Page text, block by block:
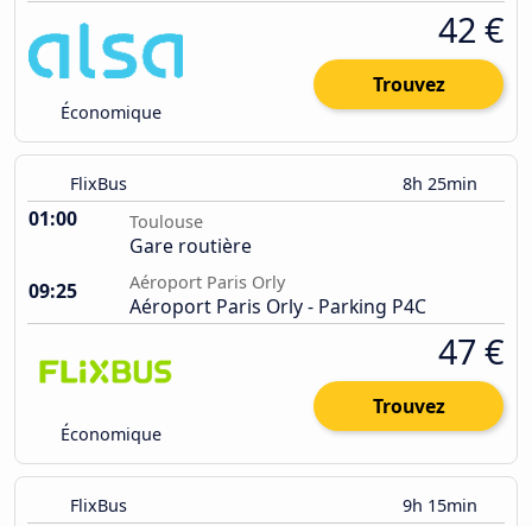
Économique
42 €
Trouvez
FlixBus 8h 25min
01:00 Toulouse
Gare routière
09:25
Aéroport Paris Orly
Aéroport Paris Orly - Parking P4C
Économique
47 €
Trouvez
FlixBus 9h 15min